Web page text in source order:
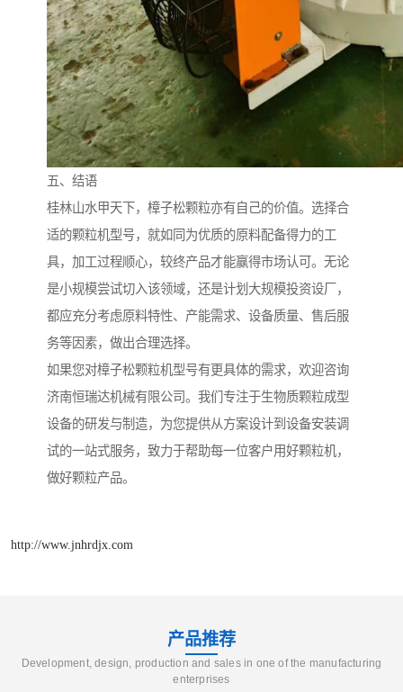
五、结语
桂林山水甲天下，樟子松颗粒亦有自己的价值。选择合
适的颗粒机型号，就如同为优质的原料配备得力的工
具，加工过程顺心，较终产品才能赢得市场认可。无论
是小规模尝试切入该领域，还是计划大规模投资设厂，
都应充分考虑原料特性、产能需求、设备质量、售后服
务等因素，做出合理选择。
如果您对樟子松颗粒机型号有更具体的需求，欢迎咨询
济南恒瑞达机械有限公司。我们专注于生物质颗粒成型
设备的研发与制造，为您提供从方案设计到设备安装调
试的一站式服务，致力于帮助每一位客户用好颗粒机，
做好颗粒产品。
http://www.jnhrdjx.com
产品推荐
Development, design, production and sales in one of the manufacturing
enterprises